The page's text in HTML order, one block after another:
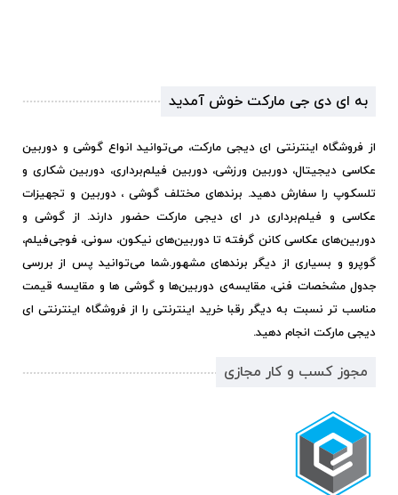
به ای دی جی مارکت خوش آمدید
از فروشگاه اینترنتی ای دیجی مارکت، می‌توانید انواع گوشی و دوربین
عکاسی دیجیتال، دوربین ورزشی، دوربین فیلم‌برداری، دوربین شکاری و
تلسکوپ را سفارش دهید. برندهای مختلف گوشی ، دوربین و تجهیزات
عکاسی و فیلم‌برداری در ای دیجی مارکت حضور دارند. از گوشی و
دوربین‌های عکاسی کانن گرفته تا دوربین‌های نیکون، سونی، فوجی‌فیلم،
گوپرو و بسیاری از دیگر برندهای مشهور.شما می‌توانید پس از بررسی
جدول مشخصات فنی، مقایسه‌ی دوربین‌ها و گوشی ها و مقایسه قیمت
مناسب تر نسبت به دیگر رقبا خرید اینترنتی را از فروشگاه اینترنتی ای
دیجی مارکت انجام دهید.
مجوز کسب و کار مجازی